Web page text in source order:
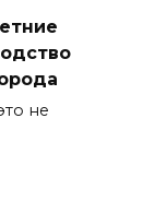
не